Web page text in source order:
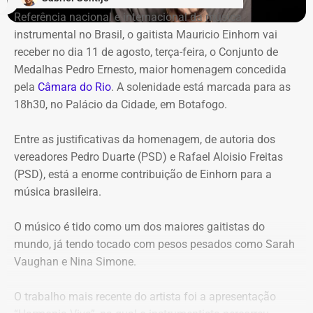
“negligente e temerário”.
Entre os principais pontos apontados pela auditoria
estão:
Mudança brusca na estratégia de investimento: a
20% logo na primeira reunião da nova gestão,
desrespeitando os estudos técnicos e pareceres da
consultoria financeira contratada, que desaconselhavam
o investimento de longo prazo.
previdenciários por 10 anos em uma instituição que
possuía rating B+ (grau especulativo com alto risco de
inadimplência), violando princípios de segurança e
Alteração regimental retroativa: a gestão do Itaprevi
Referência nacional e internacional da música
instrumental no Brasil, o gaitista Mauricio Einhorn vai
receber no dia 11 de agosto, terça-feira, o Conjunto de
Medalhas Pedro Ernesto, maior homenagem concedida
pela Câmara do Rio. A solenidade está marcada para as
18h30, no Palácio da Cidade, em Botafogo.
Entre as justificativas da homenagem, de autoria dos
vereadores Pedro Duarte (PSD) e Rafael Aloisio Freitas
(PSD), está a enorme contribuição de Einhorn para a
música brasileira.
O músico é tido como um dos maiores gaitistas do
mundo, já tendo tocado com pesos pesados como Sarah
Vaughan e Nina Simone.
O trabalho mais recente do artista foi a apresentação